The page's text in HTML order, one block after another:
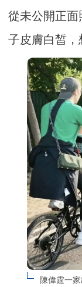
從未公開正
子皮膚白皙，
陳偉霆一